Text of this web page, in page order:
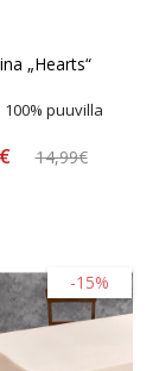
„Hearts“
100% puuvilla
14,99€
-15%